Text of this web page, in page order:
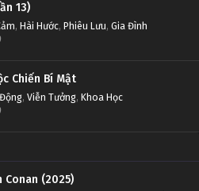
13)
, Hài Hước, Phiêu Lưu, Gia Đình
Chiến Bí Mật
, Viễn Tưởng, Khoa Học
Conan (2025)